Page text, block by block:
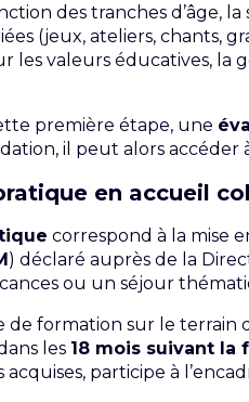
des tranches d’âge,
(jeux, ateliers, chants,
les valeurs éducatives, la
première étape, une
il peut alors
en accueil
correspond à la mise
) déclaré auprès de la
ou un séjour
de formation sur le terrain
les 18 mois suivant la
participe à